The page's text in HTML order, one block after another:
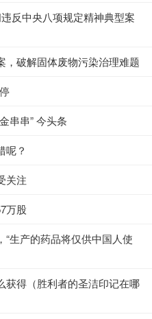
反中央八项规定精神典型案
，破解固体废物污染治理难题
串串” 今头条
呢？
关注
万股
生产的药品将仅供中国人使
获得（胜利者的圣洁印记在哪